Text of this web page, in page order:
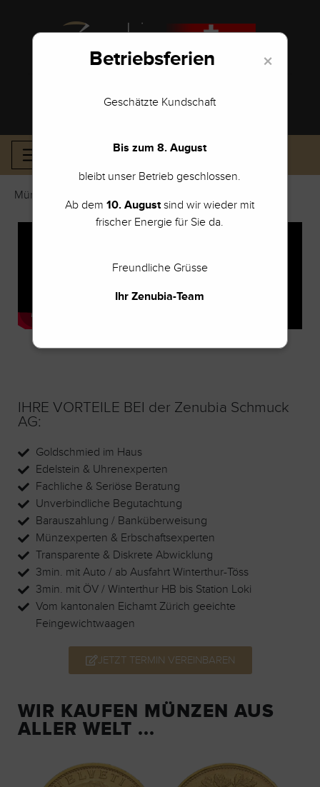
POST-SERVICE GOLDRECHNER
Münzen Ankauf Zürich
IHRE VORTEILE BEI der Zenubia Schmuck
AG:
Goldschmied im Haus
Edelstein & Uhrenexperten
Fachliche & Seriöse Beratung
Unverbindliche Begutachtung
Barauszahlung / Banküberweisung
Münzexperten & Erbschaftsexperten
Transparente & Diskrete Abwicklung
3min. mit Auto / ab Ausfahrt Winterthur-Töss
3min. mit ÖV / Winterthur HB bis Station Loki
Vom kantonalen Eichamt Zürich geeichte
Feingewichtwaagen
JETZT TERMIN VEREINBAREN
WIR KAUFEN MÜNZEN AUS
ALLER WELT ...
×
Betriebsferien
Geschätzte Kundschaft
Bis zum 8. August
bleibt unser Betrieb geschlossen.
Ab dem10. Augustsind wir wieder mit
frischer Energie für Sie da.
Freundliche Grüsse
Ihr Zenubia-Team